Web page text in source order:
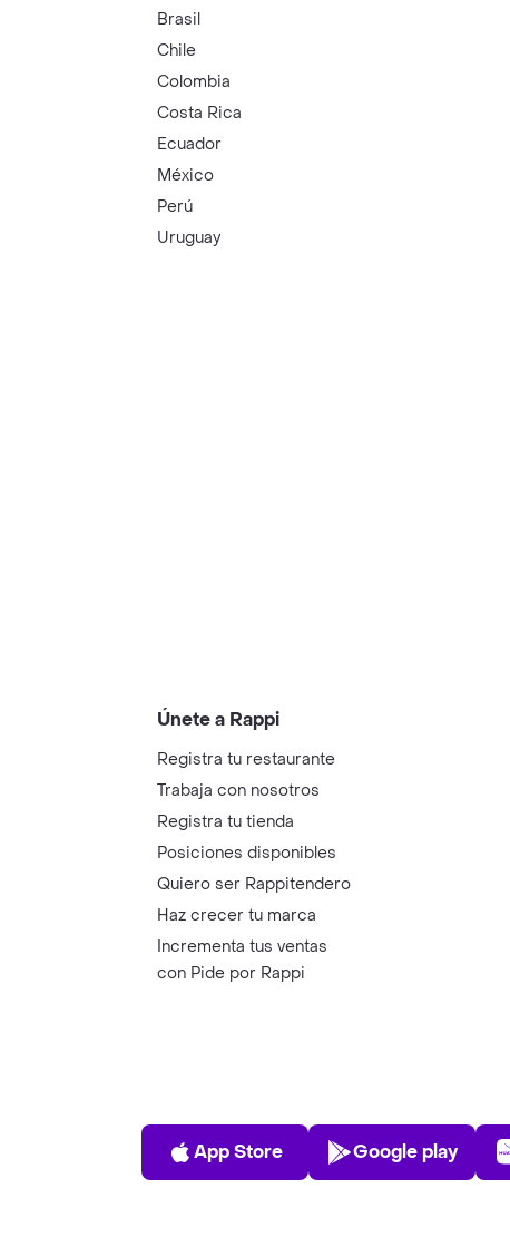
Brasil
Chile
Colombia
Costa Rica
Ecuador
México
Perú
Uruguay
Únete a Rappi
Registra tu restaurante
Trabaja con nosotros
Registra tu tienda
Posiciones disponibles
Quiero ser Rappitendero
Haz crecer tu marca
Incrementa tus ventas
con Pide por Rappi
App Store
App Store
Play Store
Google play